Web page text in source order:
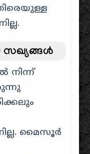
സഖ്യങ്ങൾ
നിന്ന്
മൈസൂർ